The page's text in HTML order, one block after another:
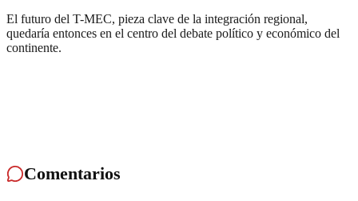
El futuro del T-MEC, pieza clave de la integración regional,
quedaría entonces en el centro del debate político y económico del
continente.
Comentarios